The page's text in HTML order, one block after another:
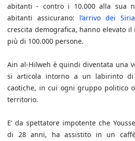
abitanti - contro i 10.000 alla sua
abitanti assicurano: l’arrivo dei
crescita demografica, hanno elevato
più di 100.000 persone.
Ain al-Hilweh è quindi diventata una
si articola intorno a un labirinto di
caotiche, in cui ogni gruppo politico
territorio.
E’ da spettatore impotente che
di 28 anni, ha assistito in un